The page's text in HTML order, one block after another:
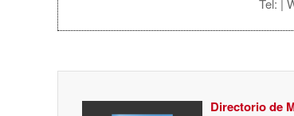
Tel: |
Directorio de